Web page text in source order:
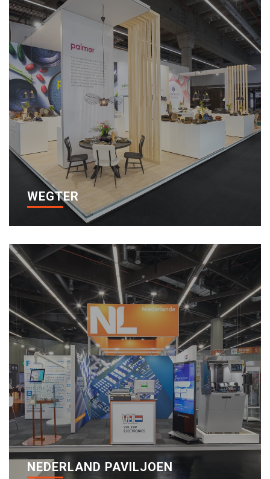
WEGTER
NEDERLAND PAVILJOEN